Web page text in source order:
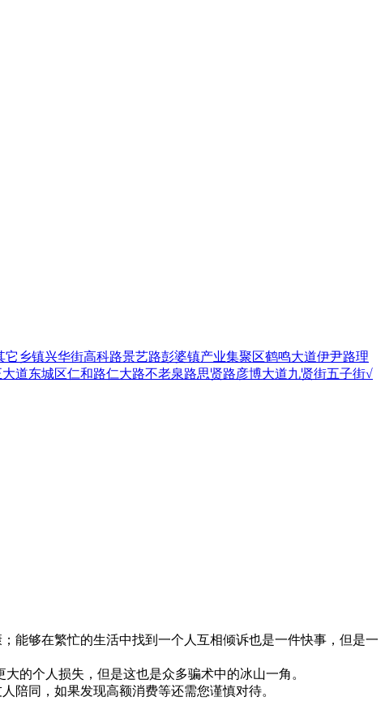
它乡镇兴华街高科路景艺路彭婆镇产业集聚区鹤鸣大道伊尹路理
道东城区仁和路仁大路不老泉路思贤路彦博大道九贤街五子街√
能够在繁忙的生活中找到一个人互相倾诉也是一件快事，但是一
的个人损失，但是这也是众多骗术中的冰山一角。
陪同，如果发现高额消费等还需您谨慎对待。